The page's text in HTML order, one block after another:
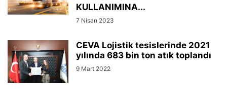
KULLANIMINA...
7 Nisan 2023
CEVA Lojistik tesislerinde 2021
yılında 683 bin ton atık toplandı
9 Mart 2022